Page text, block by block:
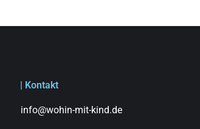
| Kontakt
info@wohin-mit-kind.de